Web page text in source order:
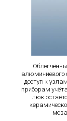
искать по id
ВЫ ИЩЕТЕ:
Сбросить
алюминиевого
доступ к
приборам
люк